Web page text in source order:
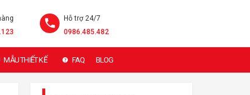
Hỗ trợ 24/7
0986.485.482
MẪU THIẾT KẾ FAQ BLOG